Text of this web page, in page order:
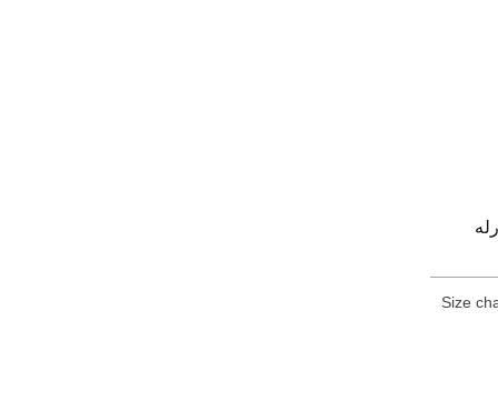
Size